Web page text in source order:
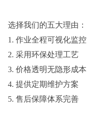
选择我们的五大理由：
1. 作业全程可视化监控
2. 采用环保处理工艺
3. 价格透明无隐形成本
4. 提供定期维护方案
5. 售后保障体系完善